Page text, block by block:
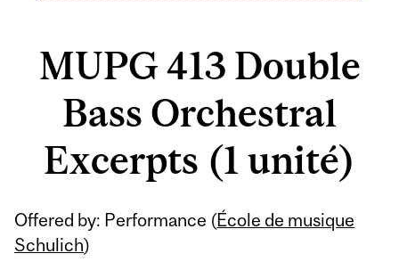
MUPG 413 Double
Bass Orchestral
Excerpts (1 unité)
Offered by: Performance (École de musique
Schulich)
Related
Content